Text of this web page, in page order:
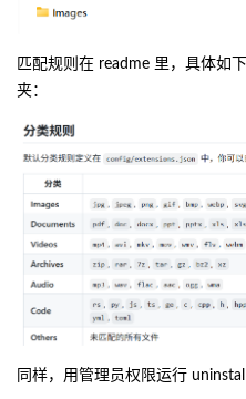
匹配规则在 readme 里，具体如
夹：
同样，用管理员权限运行